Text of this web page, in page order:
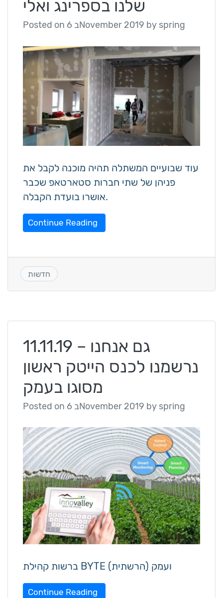
שלנו בספרינג ואלי
Posted on 6 בNovember 2019 by spring
עוד שבועיים המשתלה תהיה מוכנה לקבל את
פניהן של שתי חברות סטארטאפ שכבר
אושרו בועדת הקבלה.
Continue Reading
חדשות
11.11.19 – גם אנחנו
נרשמנו לכנס הייטק ראשון
מסוגו בעמק
Posted on 6 בNovember 2019 by spring
ברשות קהילת BYTE ועמק (הרשתית)
Continue Reading